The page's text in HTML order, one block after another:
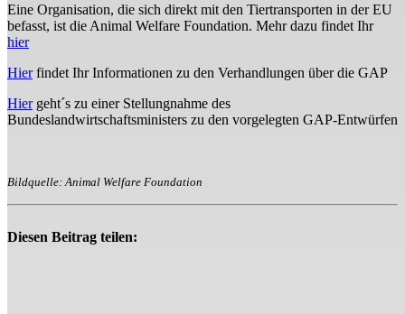
Eine Organisation, die sich direkt mit den Tiertransporten in der EU
befasst, ist die Animal Welfare Foundation. Mehr dazu findet Ihr
hier
Hierfindet Ihr Informationen zu den Verhandlungen über die GAP
Hiergeht´s zu einer Stellungnahme des
Bundeslandwirtschaftsministers zu den vorgelegten GAP-Entwürfen
Bildquelle: Animal Welfare Foundation
Diesen Beitrag teilen: